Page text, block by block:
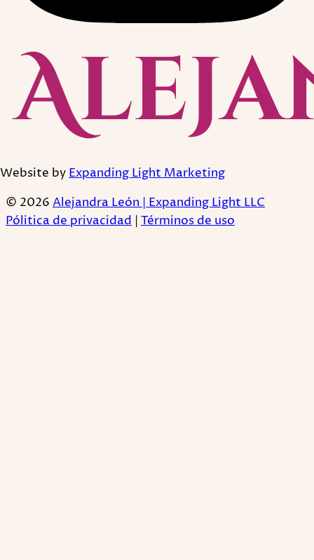
Website byExpanding Light Marketing
© 2026 Alejandra León | Expanding Light LLC
Pólitica de privacidad Términos de uso